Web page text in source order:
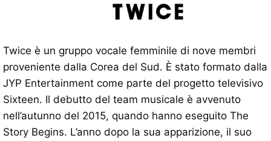
Twice è un gruppo vocale femminile di nove membri
proveniente dalla Corea del Sud. È stato formato dalla
JYP Entertainment come parte del progetto televisivo
Sixteen. Il debutto del team musicale è avvenuto
nell’autunno del 2015, quando hanno eseguito The
Story Begins. L’anno dopo la sua apparizione, il suo